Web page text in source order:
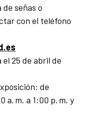
señas o
con el teléfono
25 de abril de
de
a. m. a 1:00 p. m. y